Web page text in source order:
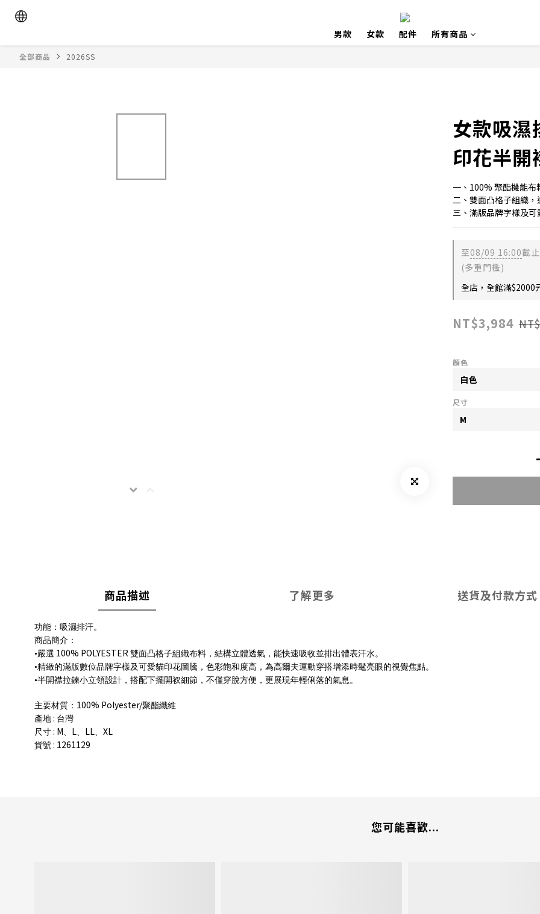
男款 女款 配件 所有商品
全部商品 2026SS
女款吸濕
印花半開
一、100% 聚酯機能布
二、雙面凸格子組織，
三、滿版品牌字樣及
至08/09 16:00截止
(多重門檻)
全店，全館滿$2000
NT$3,984
顏色
尺寸
商品描述 了解更多 送貨及付款方式
功能：吸濕排汗。
商品簡介：
•嚴選 100% POLYESTER 雙面凸格子組織布料，結構立體透氣，能快速吸收並排出體表汗水。
•精緻的滿版數位品牌字樣及可愛貓印花圖騰，色彩飽和度高，為高爾夫運動穿搭增添時髦亮眼的視覺焦點。
•半開襟拉鍊小立領設計，搭配下擺開衩細節，不僅穿脫方便，更展現年輕俐落的氣息。
主要材質： 100% Polyester/聚酯纖維
產地 : 台灣
尺寸 : M、 L、 LL、 XL
貨號 : 1261129
您可能喜歡...